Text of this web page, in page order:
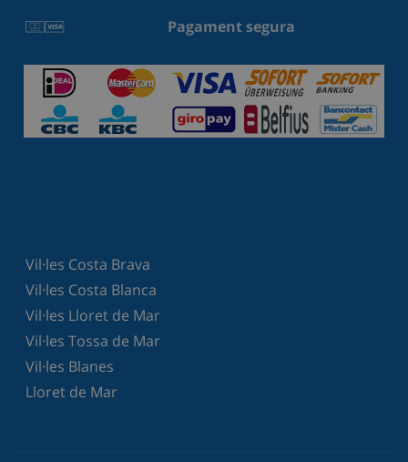
Pagament segura
Vil·les Costa Brava
Vil·les Costa Blanca
Vil·les Lloret de Mar
Vil·les Tossa de Mar
Vil·les Blanes
Lloret de Mar